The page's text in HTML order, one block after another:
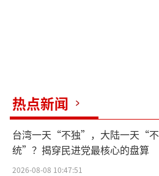
热点新闻
台湾一天“不独”，大陆一天“不
统”？揭穿民进党最核心的盘算
2026-08-08 10:47:51